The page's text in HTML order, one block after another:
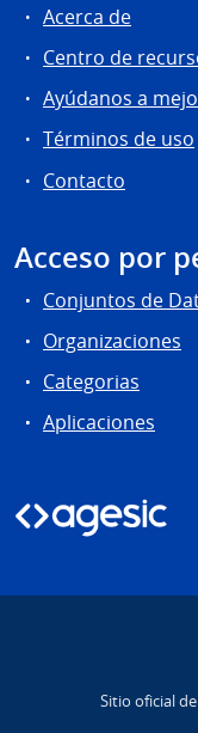
Acerca de
Centro de
Ayúdanos a
Términos de uso
Contacto
Acceso por
Conjuntos de
Organizaciones
Categorias
Aplicaciones
Sitio oficial